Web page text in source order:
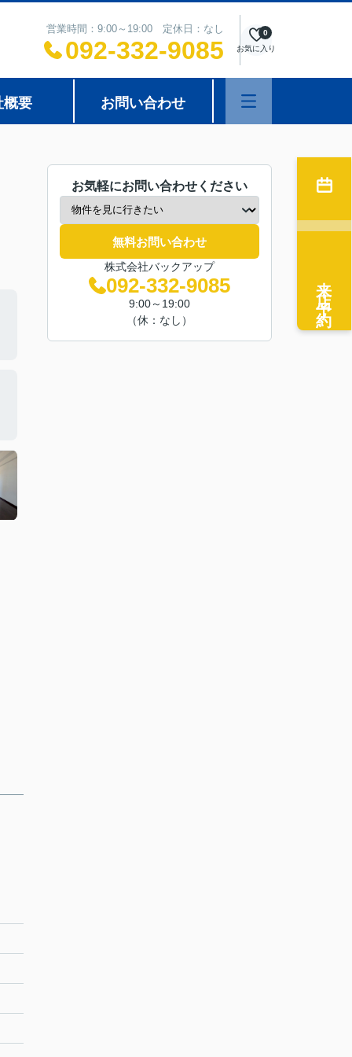
営業時間：9:00～19:00 定休日：なし
092-332-9085 お気に入り
0
概要 お問い合わせ
お気軽にお問い合わせください
無料お問い合わせ
株式会社バックアップ
092-332-9085
9:00～19:00
（休：なし）
来店予約